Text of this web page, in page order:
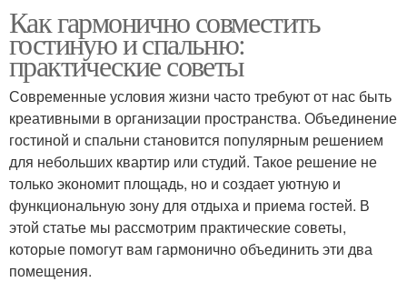
Как гармонично совместить
гостиную и спальню:
практические советы
Современные условия жизни часто требуют от нас быть
креативными в организации пространства. Объединение
гостиной и спальни становится популярным решением
для небольших квартир или студий. Такое решение не
только экономит площадь, но и создает уютную и
функциональную зону для отдыха и приема гостей. В
этой статье мы рассмотрим практические советы,
которые помогут вам гармонично объединить эти два
помещения.